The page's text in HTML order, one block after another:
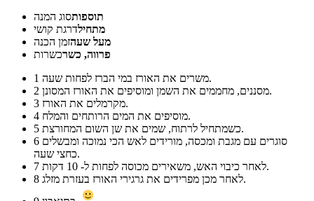
תוספותסוג המנה
מתחילדרגת קושי
מעל שעהזמן הכנה
פרווה, כשרכשרות
1
משרים את האורז במי הברז לפחות שעה.
2
מסננים, מחממים את השמן ומוסיפים את האורז המסונן.
3
מקרמלים את האורז.
4
מוסיפים את המים הרותחים והמלח.
5
כשמתחיל לרתוח, שמים את שן השום המחורצת.
6
כחצי שעה.
7
לאחר כיבוי האש, משאירים מכוסה לפחות ל- 10 דקות.
8
לאחר מכן מפרידים את גרגירי האורז בעזרת מזלג.